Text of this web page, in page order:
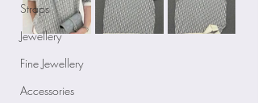
Straps
Jewellery
Fine Jewellery
Accessories